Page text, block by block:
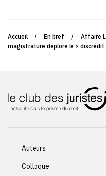
Accueil / En bref /
Affaire
magistrature déplore le «
Auteurs
Colloque